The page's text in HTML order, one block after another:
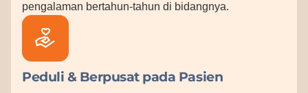
pengalaman bertahun-tahun di bidangnya.
Peduli & Berpusat pada Pasien